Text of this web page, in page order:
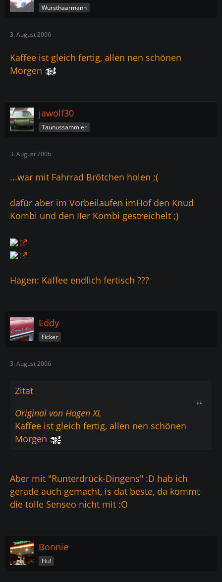
Wursthaarmann
3. August 2006
Kaffee ist gleich fertig, allen nen schönen
Morgen
jawolf30
Taunussammler
3. August 2006
...war mit Fahrrad Brötchen holen ;(
dafür aber im Vorbeilaufen imHof den Knud
Kombi und den IIer Kombi gestreichelt ;)
Hagen: Kaffee endlich fertisch ???
Eddy
Ficker
3. August 2006
Zitat
Original von Hagen XL
Kaffee ist gleich fertig, allen nen schönen
Morgen
Aber mit "Runterdrück-Dingens" :D hab ich
gerade auch gemacht, is dat beste, da kommt
die tolle Senseo nicht mit :O
Bonnie
Hu!